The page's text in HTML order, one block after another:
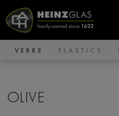
VERRE PLASTICS
OLIVE